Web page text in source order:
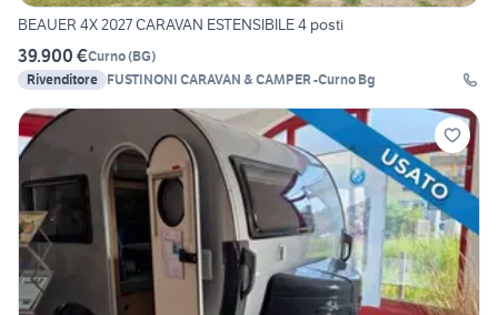
BEAUER 4X 2027 CARAVAN ESTENSIBILE 4 posti
39.900 €Curno(BG)
Rivenditore FUSTINONI CARAVAN & CAMPER -Curno Bg